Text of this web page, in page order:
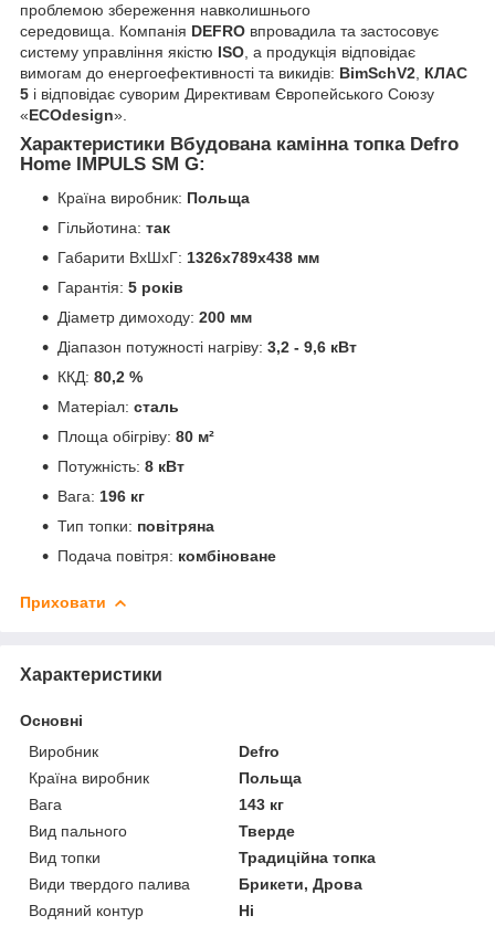
проблемою збереження навколишнього
середовища. Компанія DEFRO впровадила та застосовує
систему управління якістю ISO, а продукція відповідає
вимогам до енергоефективності та викидів: BimSchV2, КЛАС
5 і відповідає суворим Директивам Європейського Союзу
«ECOdesign».
Характеристики Вбудована камінна топка Defro
Home IMPULS SM G:
Країна виробник: Польща
Гільйотина: так
Габарити ВxШxГ: 1326х789х438 мм
Гарантія: 5 років
Діаметр димоходу: 200 мм
Діапазон потужності нагріву: 3,2 - 9,6 кВт
ККД: 80,2 %
Матеріал: сталь
Площа обігріву: 80 м²
Потужність: 8 кВт
Вага: 196 кг
Тип топки: повітряна
Подача повітря: комбіноване
Приховати
Характеристики
Основні
Виробник
Defro
Країна виробник
Польща
Вага
143 кг
Вид пального
Тверде
Вид топки
Традиційна топка
Види твердого палива
Брикети, Дрова
Водяний контур
Ні